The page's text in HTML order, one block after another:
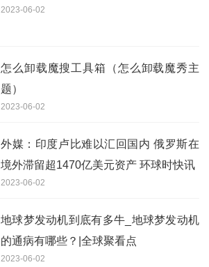
2023-06-02
怎么卸载魔搜工具箱（怎么卸载魔秀主
题）
2023-06-02
外媒：印度卢比难以汇回国内 俄罗斯在
境外滞留超1470亿美元资产 环球时快讯
2023-06-02
地球梦发动机到底有多牛_地球梦发动机
的通病有哪些？|全球聚看点
2023-06-02